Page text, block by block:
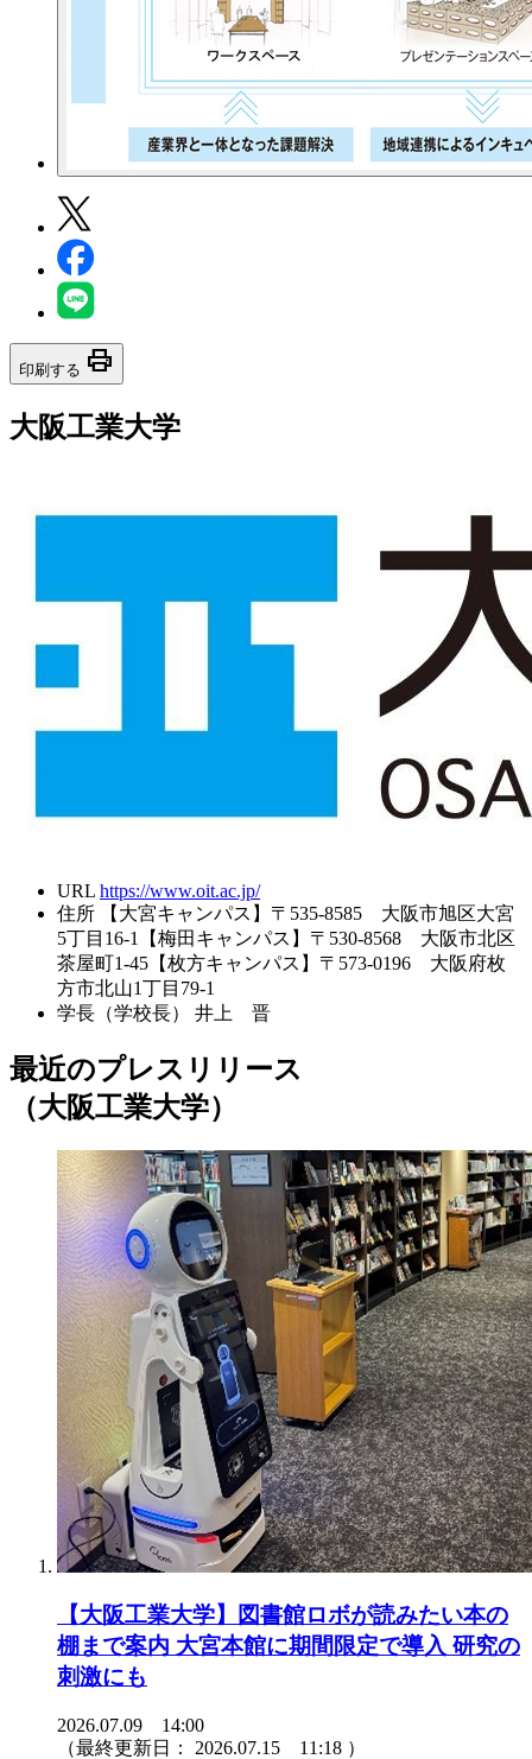
印刷する print
大阪工業大学
URL https://www.oit.ac.jp/
住所
【大宮キャンパス】〒535-8585 大阪市旭区大宮
5丁目16-1【梅田キャンパス】〒530-8568 大阪市北区
茶屋町1-45【枚方キャンパス】〒573-0196 大阪府枚
方市北山1丁目79-1
学長（学校長）
井上 晋
最近のプレスリリース
（大阪工業大学）
【大阪工業大学】図書館ロボが読みたい本の
棚まで案内 大宮本館に期間限定で導入 研究の
刺激にも
2026.07.09 14:00
（最終更新日： 2026.07.15 11:18 ）